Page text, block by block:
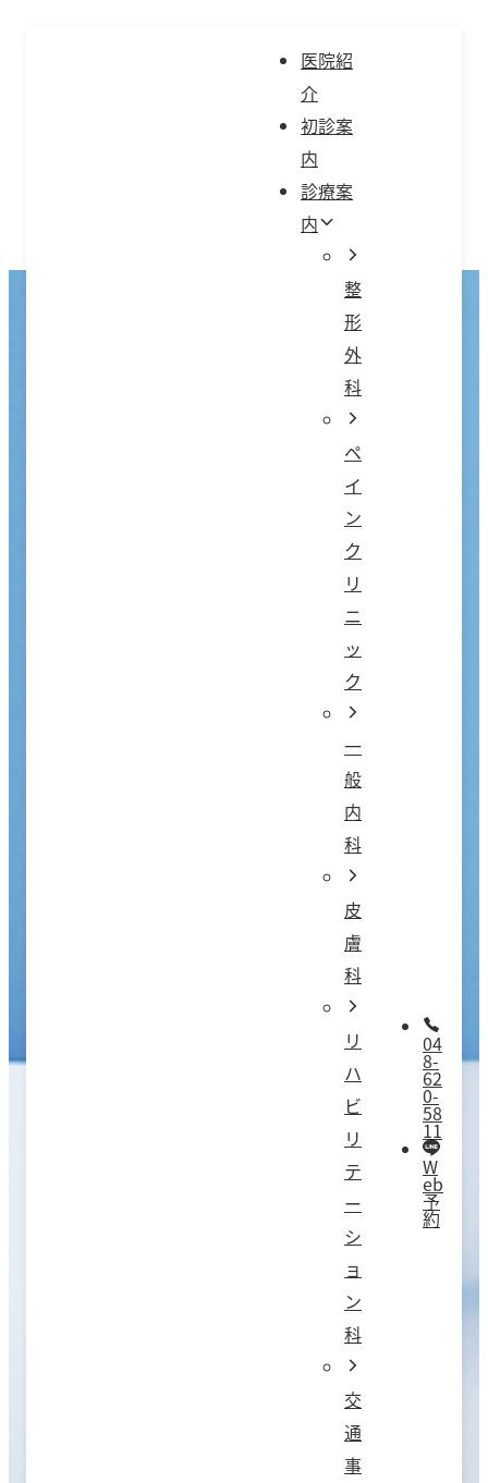
医院紹
介
初診案
内
診療案
内
整
形
外
科
ペ
イ
ン
ク
リ
ニ
ッ
ク
一
般
内
科
皮
膚
科
リ
ハ
ビ
リ
テ
ー
シ
ョ
ン
科
交
通
事
04
8-
62
0-
58
11
W
eb
予
約